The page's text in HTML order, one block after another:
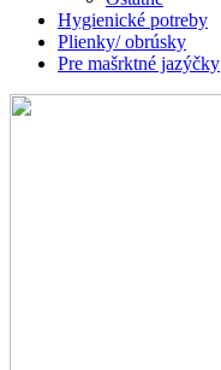
Hygienické potreby
Plienky/ obrúsky
Pre mašrktné jazýčky